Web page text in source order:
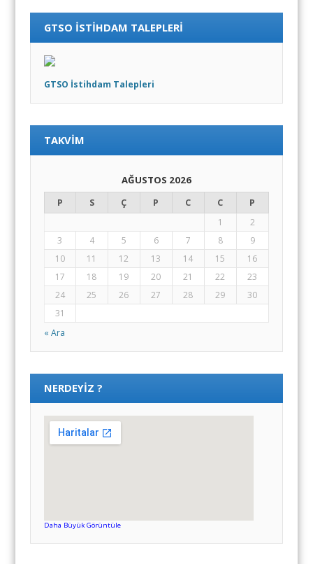
GTSO İSTIHDAM TALEPLERI
GTSO İstihdam Talepleri
TAKVIM
AĞUSTOS 2026
P S Ç P C C
P
1
2
3
4 5 6 7 8
9
10
11 12 13 14 15
16
17
18 19 20 21 22
23
24
25 26 27 28 29
30
31
« Ara
NERDEYIZ ?
Daha Büyük Görüntüle